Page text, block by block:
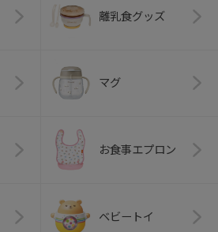
離乳食グッズ
マグ
お食事エプロン
ベビートイ